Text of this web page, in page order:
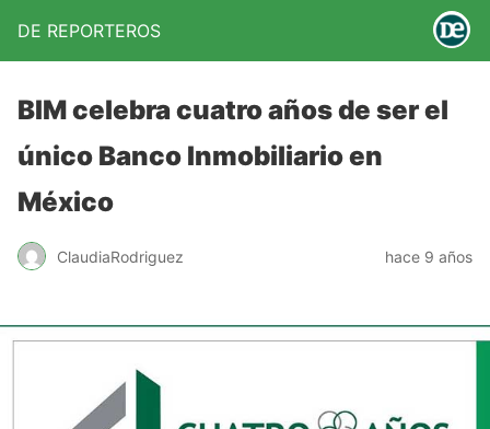
DE REPORTEROS
BIM celebra cuatro años de ser el
único Banco Inmobiliario en
México
ClaudiaRodriguez hace 9 años